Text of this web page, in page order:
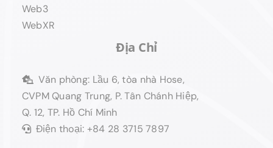
Web3
WebXR
Địa Chỉ
Văn phòng: Lầu 6, tòa nhà Hose,
CVPM Quang Trung, P. Tân Chánh Hiệp,
Q. 12, TP. Hồ Chí Minh
Điện thoại: +84 28 3715 7897